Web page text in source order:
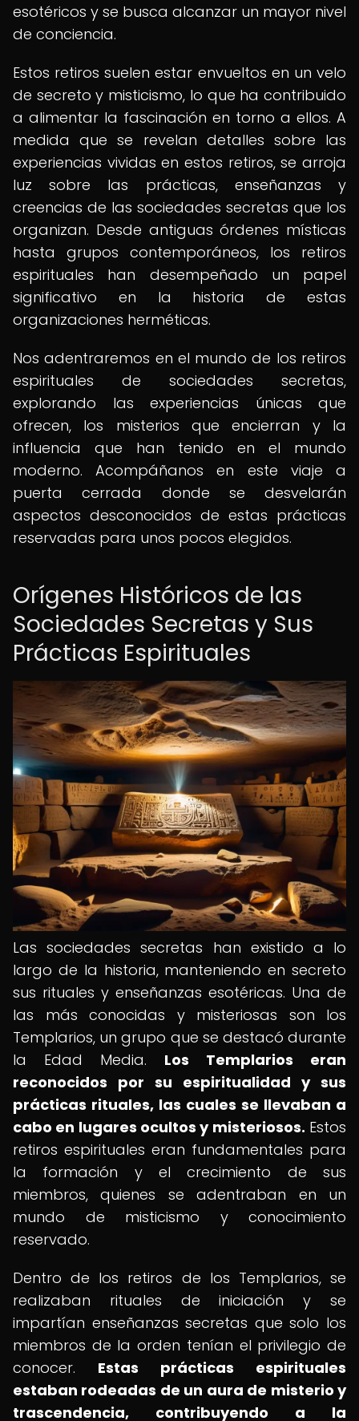
esotéricos y se busca alcanzar un mayor nivel
de conciencia.
Estos retiros suelen estar envueltos en un velo
de secreto y misticismo, lo que ha contribuido
a alimentar la fascinación en torno a ellos. A
medida que se revelan detalles sobre las
experiencias vividas en estos retiros, se arroja
luz sobre las prácticas, enseñanzas y
creencias de las sociedades secretas que los
organizan. Desde antiguas órdenes místicas
hasta grupos contemporáneos, los retiros
espirituales han desempeñado un papel
significativo en la historia de estas
organizaciones herméticas.
Nos adentraremos en el mundo de los retiros
espirituales de sociedades secretas,
explorando las experiencias únicas que
ofrecen, los misterios que encierran y la
influencia que han tenido en el mundo
moderno. Acompáñanos en este viaje a
puerta cerrada donde se desvelarán
aspectos desconocidos de estas prácticas
reservadas para unos pocos elegidos.
Orígenes Históricos de las
Sociedades Secretas y Sus
Prácticas Espirituales
Las sociedades secretas han existido a lo
largo de la historia, manteniendo en secreto
sus rituales y enseñanzas esotéricas. Una de
las más conocidas y misteriosas son los
Templarios, un grupo que se destacó durante
la Edad Media. Los Templarios eran
reconocidos por su espiritualidad y sus
prácticas rituales, las cuales se llevaban a
cabo en lugares ocultos y misteriosos. Estos
retiros espirituales eran fundamentales para
la formación y el crecimiento de sus
miembros, quienes se adentraban en un
mundo de misticismo y conocimiento
reservado.
Dentro de los retiros de los Templarios, se
realizaban rituales de iniciación y se
impartían enseñanzas secretas que solo los
miembros de la orden tenían el privilegio de
conocer. Estas prácticas espirituales
estaban rodeadas de un aura de misterio y
trascendencia, contribuyendo a la